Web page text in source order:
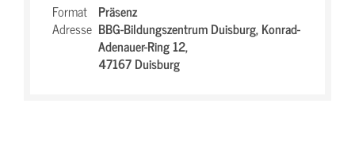
Format Präsenz
Adresse BBG-Bildungszentrum Duisburg,Konrad-
Adenauer-Ring 12,
47167 Duisburg